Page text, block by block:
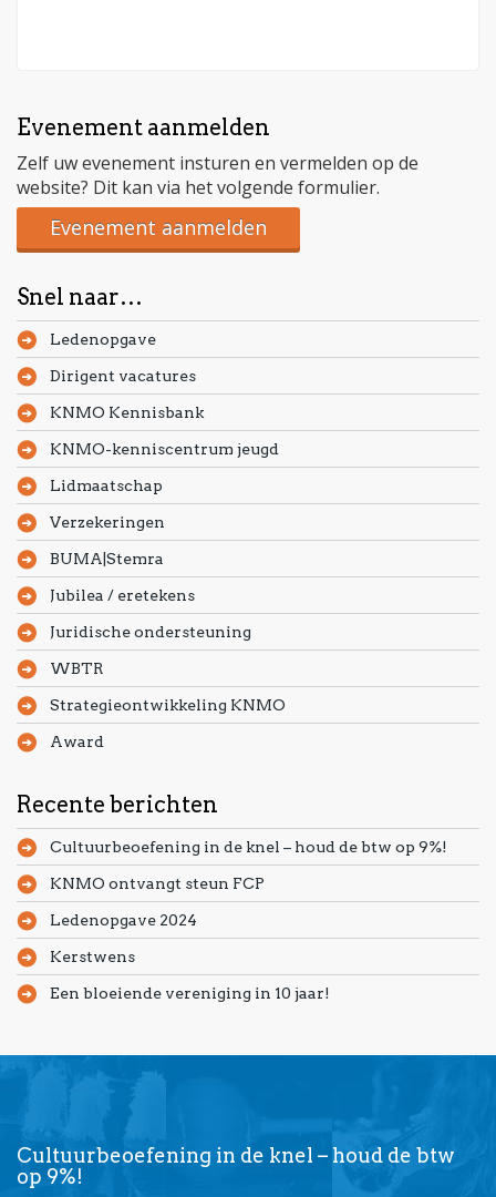
Evenement aanmelden
Zelf uw evenement insturen en vermelden op de
website? Dit kan via het volgende formulier.
Evenement aanmelden
Snel naar…
Ledenopgave
Dirigent vacatures
KNMO Kennisbank
KNMO-kenniscentrum jeugd
Lidmaatschap
Verzekeringen
BUMA|Stemra
Jubilea / eretekens
Juridische ondersteuning
WBTR
Strategieontwikkeling KNMO
Award
Recente berichten
Cultuurbeoefening in de knel – houd de btw op 9%!
KNMO ontvangt steun FCP
Ledenopgave 2024
Kerstwens
Een bloeiende vereniging in 10 jaar!
Cultuurbeoefening in de knel – houd de btw
op 9%!